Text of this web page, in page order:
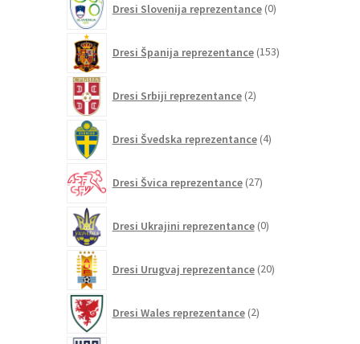
Dresi Slovenija reprezentance 0izdelkov
Dresi Španija reprezentance 153izdelkov
Dresi Srbiji reprezentance 2izdelka
Dresi Švedska reprezentance 4izdelki
Dresi Švica reprezentance 27izdelkov
Dresi Ukrajini reprezentance 0izdelkov
Dresi Urugvaj reprezentance 20izdelkov
Dresi Wales reprezentance 2izdelka